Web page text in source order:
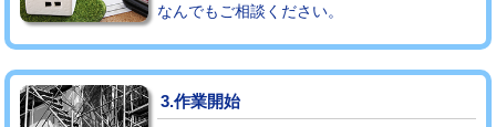
※給水管工事は20mmまでの価格です。
なんでもご相談ください。
3.作業開始